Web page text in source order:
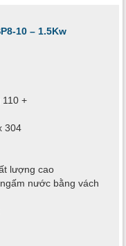
10 – 1.5Kw
+
304
lượng cao
nước bằng vách